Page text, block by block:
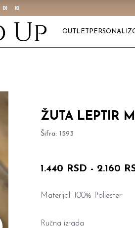
OUTLET
ŽUTA LEPTIR
Šifra: 1593
1.440 RSD - 2.160
Materijal: 100% Poliester
Ručna izrada